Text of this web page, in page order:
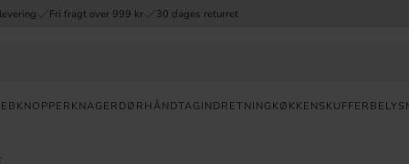
Fri fragt over 999 kr 30 dages returret
KNOPPER KNAGER DØRHÅNDTAG INDRETNING KØKKENSKUFFER